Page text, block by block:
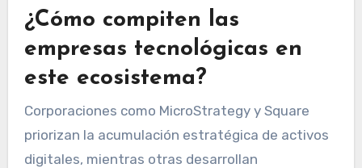
¿Cómo compiten las
empresas tecnológicas en
este ecosistema?
Corporaciones como MicroStrategy y Square
priorizan la acumulación estratégica de activos
digitales, mientras otras desarrollan